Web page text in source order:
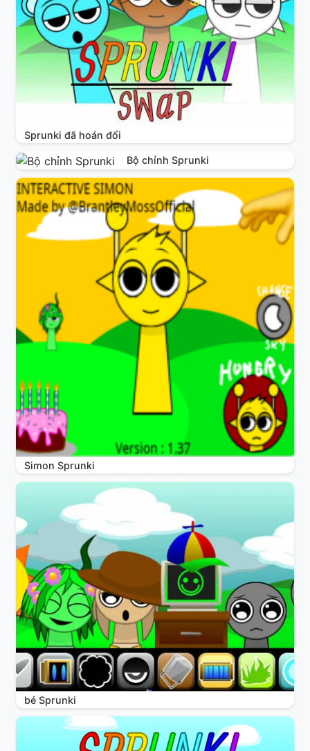
Sprunki đã hoán đổi
Bộ chỉnh Sprunki
Simon Sprunki
bé Sprunki